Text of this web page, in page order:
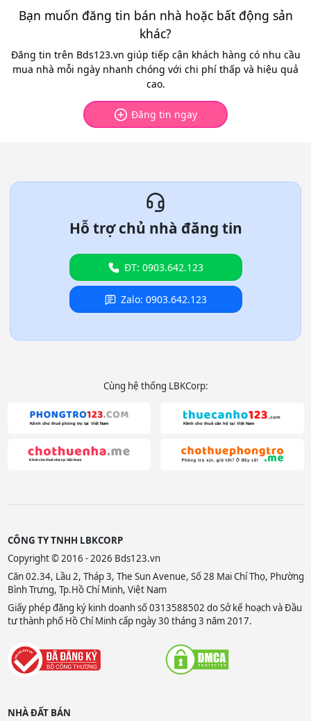
Bạn muốn đăng tin bán nhà hoặc bất động sản
khác?
Đăng tin trên Bds123.vn giúp tiếp cận khách hàng có nhu cầu
mua nhà mỗi ngày nhanh chóng với chi phí thấp và hiệu quả
cao.
Đăng tin ngay
Hỗ trợ chủ nhà đăng tin
ĐT: 0903.642.123
Zalo: 0903.642.123
Cùng hệ thống LBKCorp:
CÔNG TY TNHH LBKCORP
Copyright © 2016 - 2026 Bds123.vn
Căn 02.34, Lầu 2, Tháp 3, The Sun Avenue, Số 28 Mai Chí Thọ, Phường
Bình Trưng, Tp.Hồ Chí Minh, Việt Nam
Giấy phép đăng ký kinh doanh số 0313588502 do Sở kế hoạch và Đầu
tư thành phố Hồ Chí Minh cấp ngày 30 tháng 3 năm 2017.
NHÀ ĐẤT BÁN